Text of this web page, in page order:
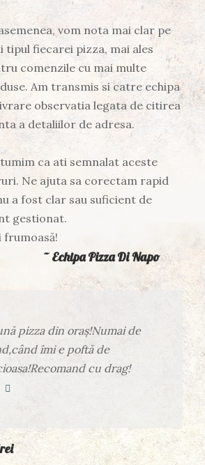
vom nota mai clar pe
tipul fiecarei pizza, mai ales
comenzile cu mai multe
Am transmis si catre echipa
observatia legata de citirea
a detaliilor de adresa.
ca ati semnalat aceste
Ne ajuta sa corectam rapid
a fost clar sau suficient de
gestionat.
frumoasă!
~ Echipa Pizza Di Napo
pizza din oraș!Numai de
îmi e poftă de
cu drag!